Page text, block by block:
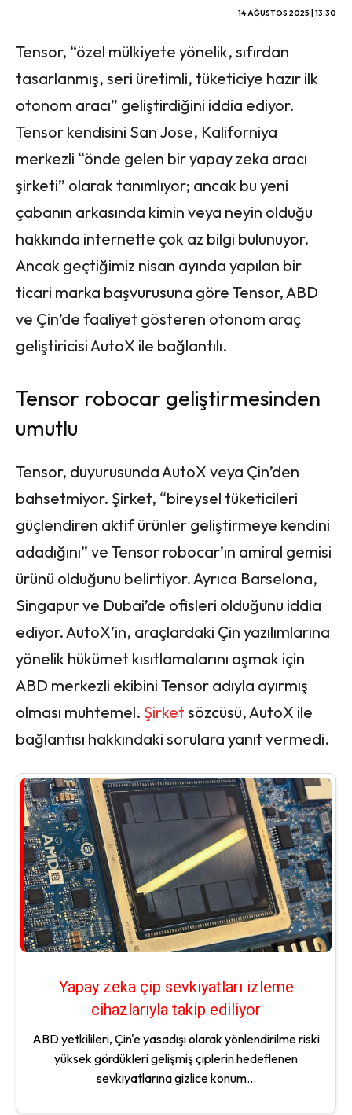
14 AĞUSTOS 2025 | 13:30
Tensor, “özel mülkiyete yönelik, sıfırdan
tasarlanmış, seri üretimli, tüketiciye hazır ilk
otonom aracı” geliştirdiğini iddia ediyor.
Tensor kendisini San Jose, Kaliforniya
merkezli “önde gelen bir yapay zeka aracı
şirketi” olarak tanımlıyor; ancak bu yeni
çabanın arkasında kimin veya neyin olduğu
hakkında internette çok az bilgi bulunuyor.
Ancak geçtiğimiz nisan ayında yapılan bir
ticari marka başvurusuna göre Tensor, ABD
ve Çin’de faaliyet gösteren otonom araç
geliştiricisi AutoX ile bağlantılı.
Tensor robocar geliştirmesinden
umutlu
Tensor, duyurusunda AutoX veya Çin’den
bahsetmiyor. Şirket, “bireysel tüketicileri
güçlendiren aktif ürünler geliştirmeye kendini
adadığını” ve Tensor robocar’ın amiral gemisi
ürünü olduğunu belirtiyor. Ayrıca Barselona,
Singapur ve Dubai’de ofisleri olduğunu iddia
ediyor. AutoX’in, araçlardaki Çin yazılımlarına
yönelik hükümet kısıtlamalarını aşmak için
ABD merkezli ekibini Tensor adıyla ayırmış
olması muhtemel. Şirket sözcüsü, AutoX ile
bağlantısı hakkındaki sorulara yanıt vermedi.
Yapay zeka çip sevkiyatları izleme
cihazlarıyla takip ediliyor
ABD yetkilileri, Çin'e yasadışı olarak yönlendirilme riski
yüksek gördükleri gelişmiş çiplerin hedeflenen
sevkiyatlarına gizlice konum...